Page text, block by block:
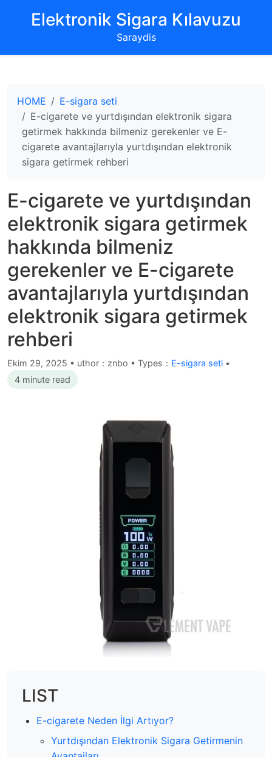
‌Elektronik Sigara Kılavuzu‌
Saraydis
HOME
E-sigara seti
E-cigarete ve yurtdışından elektronik sigara
getirmek hakkında bilmeniz gerekenler ve E-
cigarete avantajlarıyla yurtdışından elektronik
sigara getirmek rehberi
E-cigarete ve yurtdışından
elektronik sigara getirmek
hakkında bilmeniz
gerekenler ve E-cigarete
avantajlarıyla yurtdışından
elektronik sigara getirmek
rehberi
Ekim 29, 2025 • uthor：znbo • Types： E-sigara seti •
4 minute read
LIST
E-cigarete Neden İlgi Artıyor?
Yurtdışından Elektronik Sigara Getirmenin